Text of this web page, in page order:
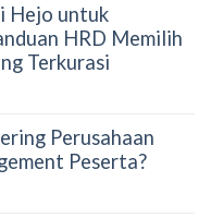
Hejo untuk
HRD Memilih
Terkurasi
Perusahaan
Peserta?